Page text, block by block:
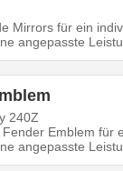
Mirrors für ein
angepasste
240Z
Emblem für
angepasste